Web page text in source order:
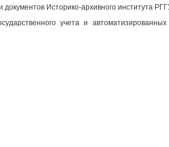
Историко-архивного института
учета и автоматизированных